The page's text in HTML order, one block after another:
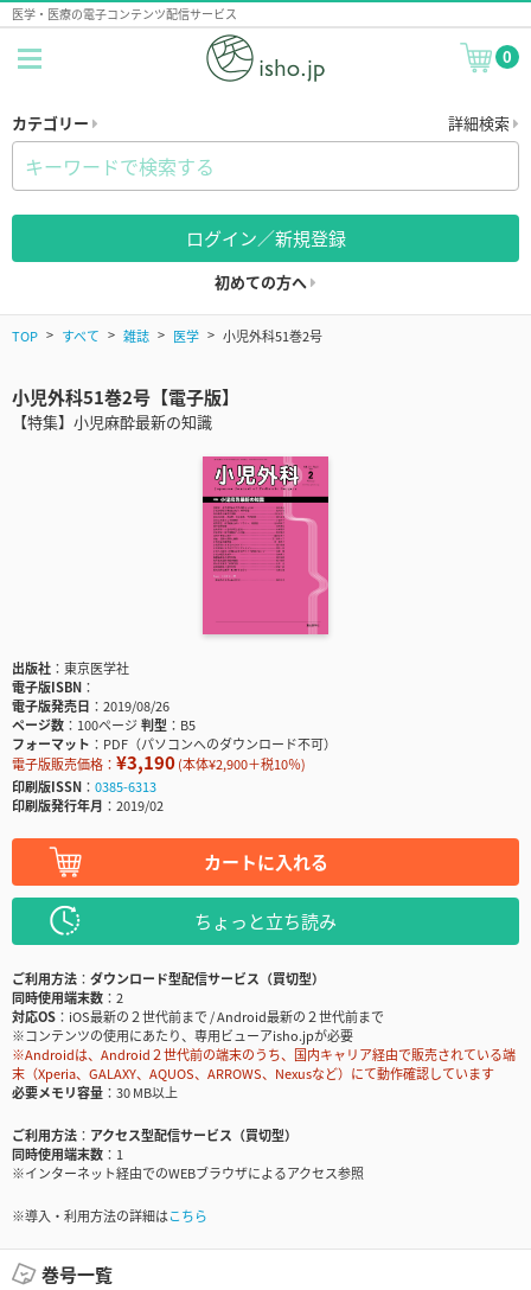
医学・医療の電子コンテンツ配信サービス
0
カテゴリー 詳細検索
ログイン／新規登録
初めての方へ
TOP すべて 雑誌 医学 小児外科51巻2号
小児外科51巻2号【電子版】
【特集】小児麻酔最新の知識
出版社
東京医学社
電子版ISBN
電子版発売日
2019/08/26
ページ数
100ページ判型
B5
フォーマット
PDF（パソコンへのダウンロード不可）
電子版販売価格： ¥3,190(本体¥2,900＋税10％)
印刷版ISSN
0385-6313
印刷版発行年月
2019/02
カートに入れる
ちょっと立ち読み
ご利用方法
ダウンロード型配信サービス（買切型）
同時使用端末数
2
対応OS
iOS最新の２世代前まで / Android最新の２世代前まで
※コンテンツの使用にあたり、専用ビューアisho.jpが必要
※Androidは、Android２世代前の端末のうち、国内キャリア経由で販売されている端
末（Xperia、GALAXY、AQUOS、ARROWS、Nexusなど）にて動作確認しています
必要メモリ容量
30 MB以上
ご利用方法
アクセス型配信サービス（買切型）
同時使用端末数
1
※インターネット経由でのWEBブラウザによるアクセス参照
※導入・利用方法の詳細はこちら
巻号一覧